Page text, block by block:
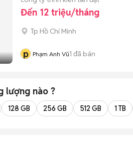
Đến 12 triệu/tháng
Tp Hồ Chí Minh
p Phạm Anh Vũ1 đã bán
lượng nào ?
128 GB 256 GB 512 GB 1 TB